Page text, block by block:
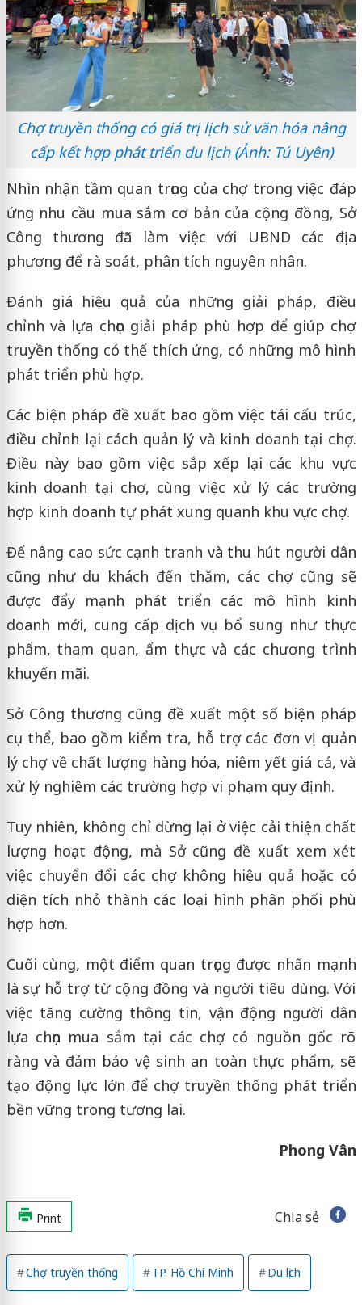
Chợ truyền thống có giá trị lịch sử văn hóa nâng
cấp kết hợp phát triển du lịch (Ảnh: Tú Uyên)
Nhìn nhận tầm quan trọng của chợ trong việc đáp
ứng nhu cầu mua sắm cơ bản của cộng đồng, Sở
Công thương đã làm việc với UBND các địa
phương để rà soát, phân tích nguyên nhân.
Đánh giá hiệu quả của những giải pháp, điều
chỉnh và lựa chọn giải pháp phù hợp để giúp chợ
truyền thống có thể thích ứng, có những mô hình
phát triển phù hợp.
Các biện pháp đề xuất bao gồm việc tái cấu trúc,
điều chỉnh lại cách quản lý và kinh doanh tại chợ.
Điều này bao gồm việc sắp xếp lại các khu vực
kinh doanh tại chợ, cùng việc xử lý các trường
hợp kinh doanh tự phát xung quanh khu vực chợ.
Để nâng cao sức cạnh tranh và thu hút người dân
cũng như du khách đến thăm, các chợ cũng sẽ
được đẩy mạnh phát triển các mô hình kinh
doanh mới, cung cấp dịch vụ bổ sung như thực
phẩm, tham quan, ẩm thực và các chương trình
khuyến mãi.
Sở Công thương cũng đề xuất một số biện pháp
cụ thể, bao gồm kiểm tra, hỗ trợ các đơn vị quản
lý chợ về chất lượng hàng hóa, niêm yết giá cả, và
xử lý nghiêm các trường hợp vi phạm quy định.
Tuy nhiên, không chỉ dừng lại ở việc cải thiện chất
lượng hoạt động, mà Sở cũng đề xuất xem xét
việc chuyển đổi các chợ không hiệu quả hoặc có
diện tích nhỏ thành các loại hình phân phối phù
hợp hơn.
Cuối cùng, một điểm quan trọng được nhấn mạnh
là sự hỗ trợ từ cộng đồng và người tiêu dùng. Với
việc tăng cường thông tin, vận động người dân
lựa chọn mua sắm tại các chợ có nguồn gốc rõ
ràng và đảm bảo vệ sinh an toàn thực phẩm, sẽ
tạo động lực lớn để chợ truyền thống phát triển
bền vững trong tương lai.
Phong Vân
Print Chia sẻ
Chợ truyền thống TP. Hồ Chí Minh Du lịch